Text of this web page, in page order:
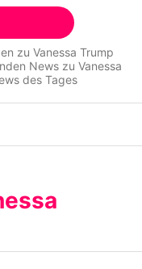
zu Vanessa Trump
News zu Vanessa
des Tages